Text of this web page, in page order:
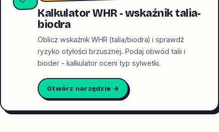
Kalkulator WHR - wskaźnik talia-
biodra
Oblicz wskaźnik WHR (talia/biodra) i sprawdź
ryzyko otyłości brzusznej. Podaj obwód talii i
bioder - kalkulator oceni typ sylwetki.
Otwórz narzędzie →